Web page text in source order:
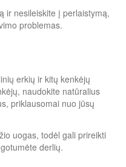
ir nesileiskite į perlaistymą,
problemas.
erkių ir kitų kenkėjų
naudokite natūralius
priklausomai nuo jūsų
uogas, todėl gali prireikti
derlių.